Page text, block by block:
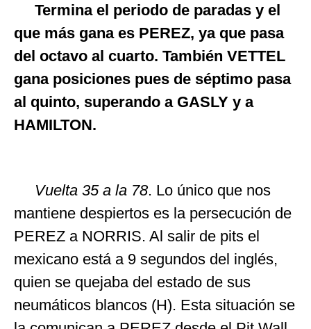
Termina el periodo de paradas y el
que más gana es PEREZ, ya que pasa
del octavo al cuarto. También VETTEL
gana posiciones pues de séptimo pasa
al quinto, superando a GASLY y a
HAMILTON.
Vuelta 35 a la 78. Lo único que nos
mantiene despiertos es la persecución de
PEREZ a NORRIS. Al salir de pits el
mexicano está a 9 segundos del inglés,
quien se quejaba del estado de sus
neumáticos blancos (H). Esta situación se